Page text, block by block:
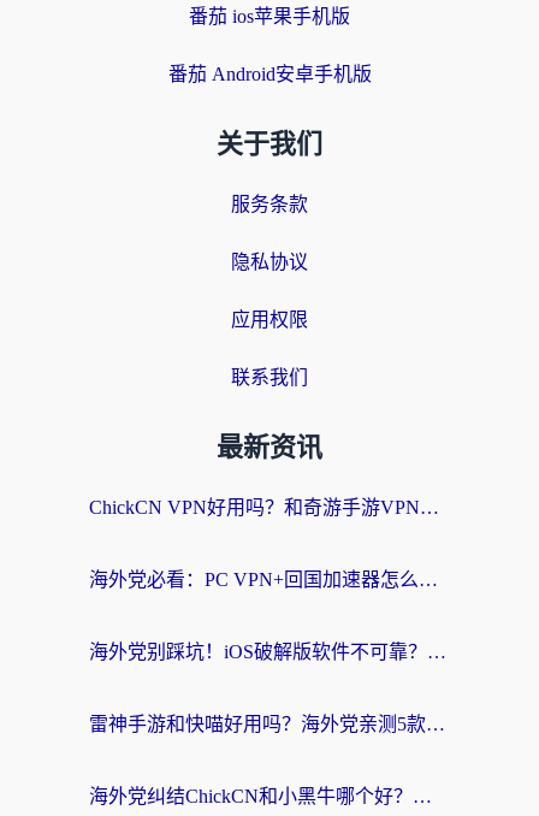
番茄 ios苹果手机版
番茄 Android安卓手机版
关于我们
服务条款
隐私协议
应用权限
联系我们
最新资讯
ChickCN VPN好用吗？和奇游手游VPN对比哪个回国效果更好？海外党亲测实用指南
海外党必看：PC VPN+回国加速器怎么选？无缝访问国内资源全攻略
海外党别踩坑！iOS破解版软件不可靠？教你选对回国加速器无缝看国内资源
雷神手游和快喵好用吗？海外党亲测5款回国加速器，附斧牛Bling对比+微信视频号解决办法
海外党纠结ChickCN和小黑牛哪个好？一篇帮你选对回国加速器的实用指南